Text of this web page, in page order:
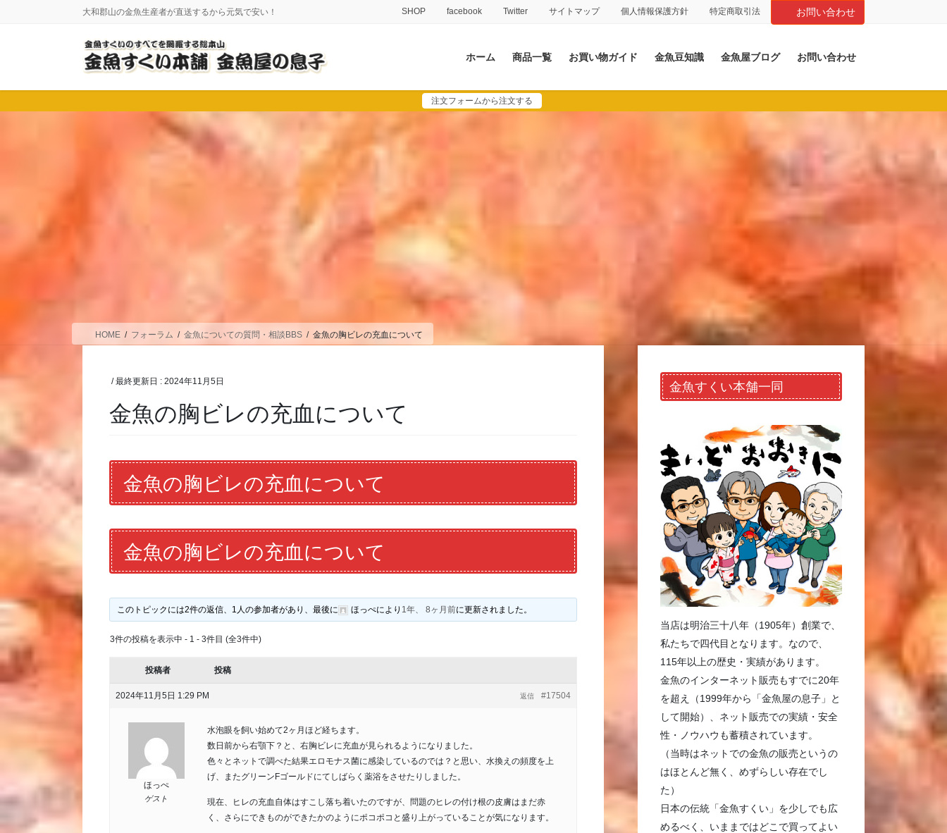
に
移
ョ
ン
大和郡山の金魚生産者が直送するから元気で安い！ SHOP facebook Twitter サイトマップ 個人情報保護方針 特定商取引法 お問い合わせ
ホーム 商品一覧 お買い物ガイド 金魚豆知識 金魚屋ブログ お問い合わせ
注文フォームから注文する
HOME フォーラム 金魚についての質問・相談BBS 金魚の胸ビレの充血について
/ 最終更新日 :2024年11月5日
金魚の胸ビレの充血について
金魚の胸ビレの充血について
金魚の胸ビレの充血について
このトピックには2件の返信、1人の参加者があり、最後に ほっぺにより 1年、 8ヶ月前に更新されました。
3件の投稿を表示中 - 1 - 3件目 (全3件中)
投稿者 投稿
2024年11月5日 1:29 PM #17504
返信
ほっぺ
ゲスト
水泡眼を飼い始めて2ヶ月ほど経ちます。
数日前から右顎下？と、右胸ビレに充血が見られるようになりました。
色々とネットで調べた結果エロモナス菌に感染しているのでは？と思い、水換えの頻度を上
げ、またグリーンFゴールドにてしばらく薬浴をさせたりしました。
現在、ヒレの充血自体はすこし落ち着いたのですが、問題のヒレの付け根の皮膚はまだ赤
く、さらにできものができたかのようにポコポコと盛り上がっていることが気になります。
金魚すくい本舗一同
当店は明治三十八年（1905年）創業で、
私たちで四代目となります。なので、
115年以上の歴史・実績があります。
金魚のインターネット販売もすでに20年
を超え（1999年から「金魚屋の息子」と
して開始）、ネット販売での実績・安全
性・ノウハウも蓄積されています。
（当時はネットでの金魚の販売というの
はほとんど無く、めずらしい存在でし
た）
日本の伝統「金魚すくい」を少しでも広
めるべく、いままではどこで買ってよい